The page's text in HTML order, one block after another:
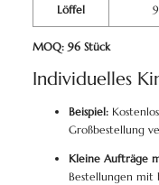
Löffel
MOQ: 96 Stück
Individuelles
Beispiel:
Großbestellung
Kleine Aufträge
Bestellungen